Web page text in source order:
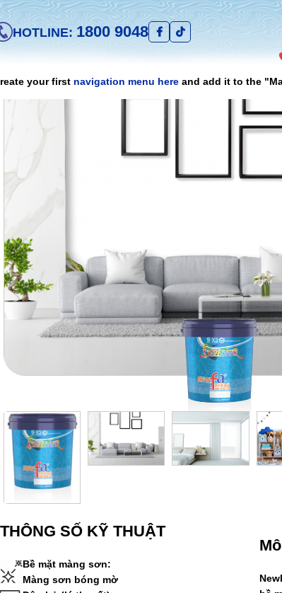
HOTLINE: 1800 9048
your first navigation menu here and add it to the
THÔNG SỐ KỸ THUẬT
Bề mặt màng sơn:
Màng sơn bóng mờ